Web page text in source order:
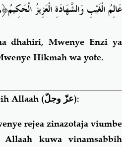
عَالِمُ الْغَيْبِ وَالشَّهَادَةِ الْعَزِيزُ الْحَكِيمُ﴿١٨﴾
dhahiri,Mwenye Enzi ya
Hikmah wa yote.
Allaah (عزّ وجلّ):
rejea zinazotaja viumbe
kuwa vinamsabbih